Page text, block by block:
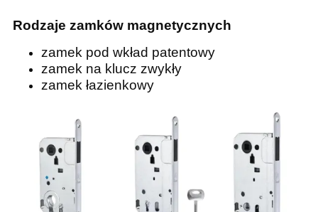
Rodzaje zamków magnetycznych
zamek pod wkład patentowy
zamek na klucz zwykły
zamek łazienkowy